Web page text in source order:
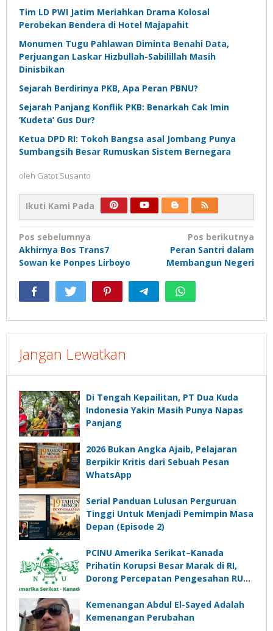
Tim LD PWI Jatim Meriahkan Drama Kolosal
Perobekan Bendera di Hotel Majapahit
Monumen Tugu Pahlawan Diminta Benahi Data,
Perjuangan Laskar Hizbullah-Sabilillah Masih
Dinisbikan
Sejarah Berdirinya PKB, Apa Peran PBNU?
Sejarah Panjang Konflik PKB: Benarkah Cak Imin
‘Kudeta’ Gus Dur?
Ketua DPD RI: Tokoh Bangsa asal Jombang Punya
Sumbangsih Besar Rumuskan Sistem Bernegara
oleh Gatot Susanto
Ikuti Kami Pada
Navigasi
pos
Pos sebelumnya
Akhirnya Bos Trans7
Sowan ke Ponpes Lirboyo
Pos berikutnya
Peran Santri dalam
Membangun Negeri
Jangan Lewatkan
Di Tengah Kepailitan, PT Dua Kuda
Indonesia Yakin Masih Punya Napas
Panjang
2026 Bukan Angka Ajaib, Pelajaran
Berpikir Kritis dari Sebuah Pesan
WhatsApp
Serial Panduan Lulusan Perguruan
Tinggi Untuk Menjadi Pemimpin Masa
Depan (Episode 2)
PCINU Amerika Serikat–Kanada
Prihatin Korupsi Besar Marak di RI,
Dorong Percepatan Pengesahan RUU
Kemenangan Abdul El-Sayed Adalah
Kemenangan Perubahan